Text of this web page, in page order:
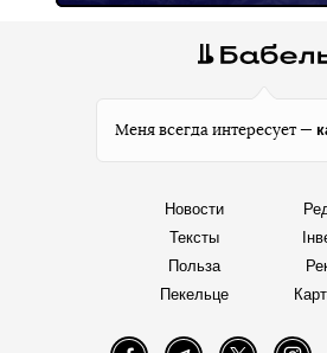
Меня всегда интересует —
Новости
Тексты
Польза
Пекельце